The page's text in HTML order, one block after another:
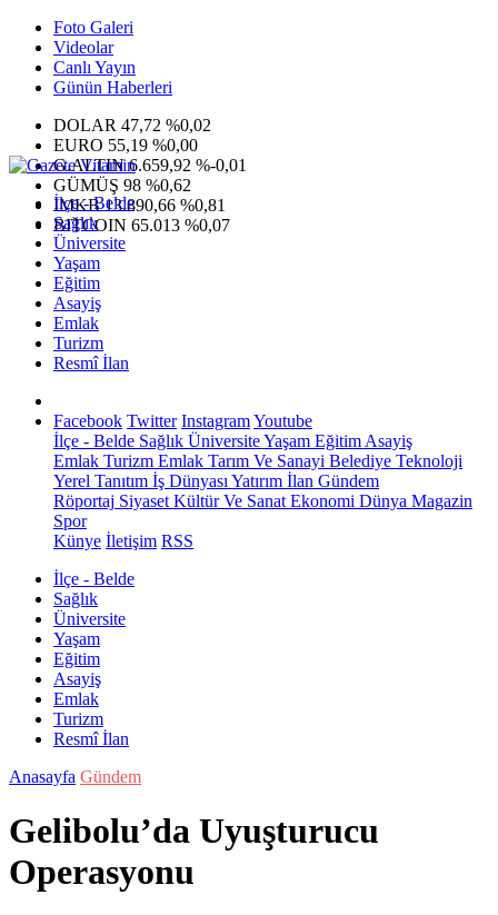
Foto Galeri
Videolar
Canlı Yayın
Günün Haberleri
DOLAR 47,72 %0,02
EURO 55,19 %0,00
G.ALTIN6.659,92 %-0,01
GÜMÜŞ 98 %0,62
IMKB13.890,66 %0,81
BITCOIN 65.013 %0,07
İlçe - Belde
Sağlık
Üniversite
Yaşam
Eğitim
Asayiş
Emlak
Turizm
Resmî İlan
Facebook Twitter InstagramYoutube
İlçe - Belde Sağlık ÜniversiteYaşam Eğitim Asayiş
Emlak Turizm Emlak Tarım Ve Sanayi Belediye Teknoloji
Yerel Tanıtım İş Dünyası Yatırım İlan Gündem
Röportaj Siyaset Kültür Ve Sanat Ekonomi Dünya Magazin
Spor
Künye İletişim RSS
İlçe - Belde
Sağlık
Üniversite
Yaşam
Eğitim
Asayiş
Emlak
Turizm
Resmî İlan
Anasayfa Gündem
Gelibolu’da Uyuşturucu
Operasyonu